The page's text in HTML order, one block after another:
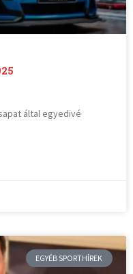
által egyedivé
EGYÉB SPORTHÍREK